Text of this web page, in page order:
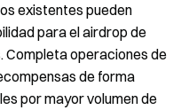
existentes pueden
para el airdrop de
Completa operaciones de
de forma
por mayor volumen de